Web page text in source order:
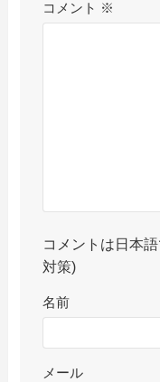
コメント ※
コメントは日本
対策)
名前
メール